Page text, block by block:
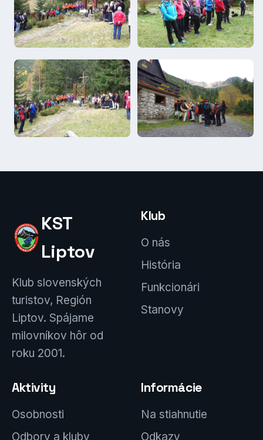
KST
Liptov
Klub slovenských
turistov, Región
Liptov. Spájame
milovníkov hôr od
roku 2001.
Klub
O nás
História
Funkcionári
Stanovy
Aktivity
Osobnosti
Odbory a kluby
Informácie
Na stiahnutie
Odkazy